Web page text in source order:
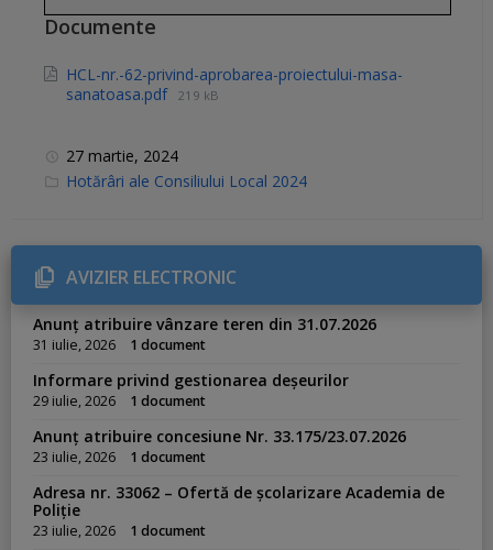
Documente
HCL-nr.-62-privind-aprobarea-proiectului-masa-
sanatoasa.pdf
219 kB
27 martie, 2024
C
r
i
e
s
Hotărâri ale Consiliului Local 2024
AVIZIER ELECTRONIC
Anunț atribuire vânzare teren din 31.07.2026
31 iulie, 2026 1 document
Informare privind gestionarea deșeurilor
29 iulie, 2026 1 document
Anunț atribuire concesiune Nr. 33.175/23.07.2026
23 iulie, 2026 1 document
Adresa nr. 33062 – Ofertă de școlarizare Academia de
Poliție
23 iulie, 2026 1 document